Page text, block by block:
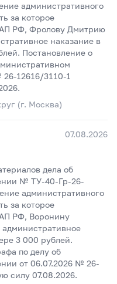
административного
за которое
РФ, Фролову Дмитрию
наказание в
Постановление о
12616/3110-1
(г. Москва)
07.08.2026
дела об
№ ТУ-40-Гр-26-
административного
за которое
РФ, Воронину
3 000 рублей.
по делу об
от 06.07.2026 № 26-
силу 07.08.2026.